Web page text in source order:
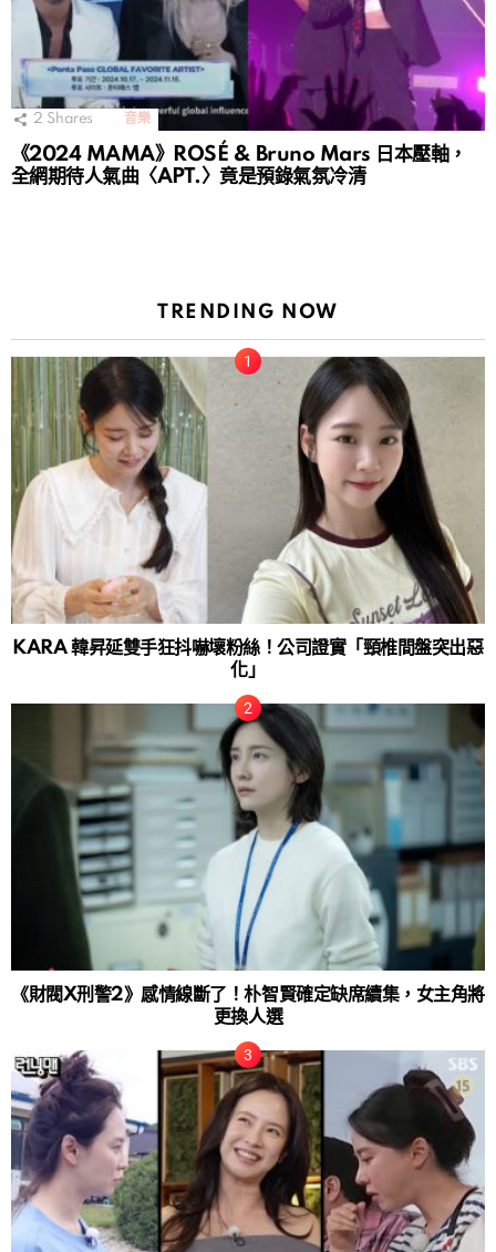
2 Shares 音樂
《2024 MAMA》ROSÉ & Bruno Mars 日本壓軸，
全網期待人氣曲〈APT.〉竟是預錄氣氛冷清
TRENDING NOW
KARA 韓昇延雙手狂抖嚇壞粉絲！公司證實「頸椎間盤突出惡
化」
《財閥X刑警2》感情線斷了！朴智賢確定缺席續集，女主角將
更換人選